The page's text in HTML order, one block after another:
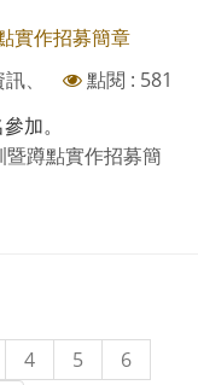
實作招募簡章
、
點閱 : 581
加。
蹲點實作招募簡
4 5
6